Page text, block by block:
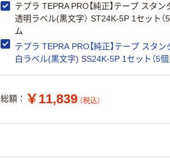
テプラ TEPRA PRO【純正】テープ スタ
透明ラベル(黒文字） ST24K-5P 1セット（
ム
テプラ TEPRA PRO【純正】テープ スタ
白ラベル(黒文字) SS24K-5P 1セット（5個
総額： ￥11,839 （税込）